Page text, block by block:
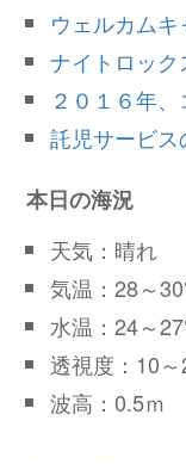
ウェルカムキ
ナイトロック
２０１６年
託児サービス
本日の海況
天気：晴れ
気温：28～
水温：24～
透視度：10～
波高：0.5ｍ